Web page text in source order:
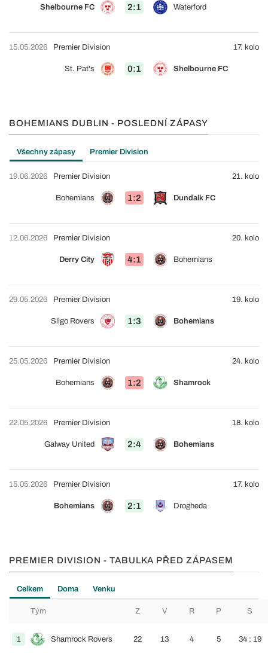
Shelbourne FC 2:1 Waterford
15.05.2026
St. Pat's 0:1 Shelbourne FC
Premier Division 17. kolo
BOHEMIANS DUBLIN - POSLEDNÍ ZÁPASY
Všechny zápasy Premier Division
19.06.2026
Bohemians 1:2 Dundalk FC
Premier Division 21. kolo
12.06.2026
Derry City 4:1 Bohemians
Premier Division 20. kolo
29.05.2026
Sligo Rovers 1:3 Bohemians
Premier Division 19. kolo
25.05.2026
Bohemians 1:2 Shamrock
Premier Division 24. kolo
22.05.2026
Galway United 2:4 Bohemians
Premier Division 18. kolo
15.05.2026
Bohemians 2:1 Drogheda
Premier Division 17. kolo
PREMIER DIVISION - TABULKA PŘED ZÁPASEM
Celkem Doma Venku
Tým Z V R P S
1 Shamrock Rovers 22 13 4 5 34 : 19